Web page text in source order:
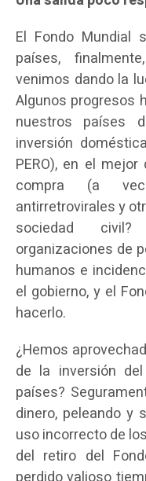
El Fondo Mundial
países,
venimos dando la
Algunos progresos
nuestros países
inversión
PERO), en el
compra (a
antirretrovirales y
sociedad
organizaciones de
humanos e
el gobierno, y el
hacerlo.
¿Hemos
de la inversión
países?
dinero, peleando y
uso incorrecto de
del retiro del